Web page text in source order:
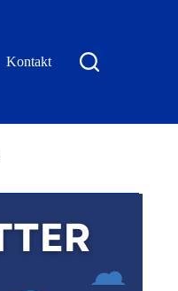
Kontakt